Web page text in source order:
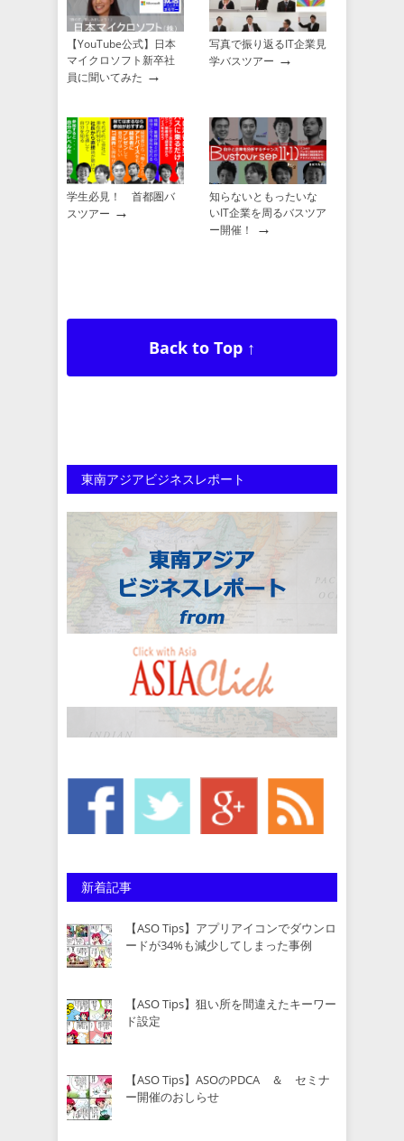
【YouTube公式】日本
マイクロソフト新卒社
員に聞いてみた →
写真で振り返るIT企業見
学バスツアー →
学生必見！ 首都圏バ
スツアー →
知らないともったいな
いIT企業を周るバスツア
ー開催！
→
Back to Top ↑
東南アジアビジネスレポート
新着記事
【ASO Tips】アプリアイコンでダウンロ
ードが34%も減少してしまった事例
【ASO Tips】狙い所を間違えたキーワー
ド設定
【ASO Tips】ASOのPDCA ＆ セミナ
ー開催のおしらせ